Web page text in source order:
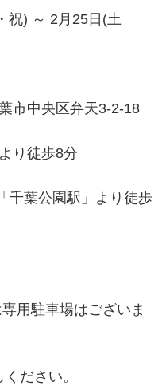
祝) ～ 2月25日(土
市中央区弁天3-2-18
り徒歩8分
千葉公園駅」より徒歩
用駐車場はございま
ださい。